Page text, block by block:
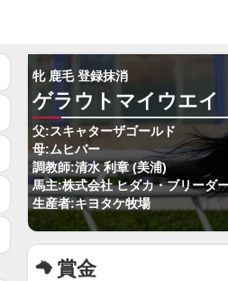
牝 鹿毛 登録抹消
ゲラウトマイウエイ
父:スキャターザゴールド
母:ムヒバー
調教師:清水 利章 (美浦)
馬主:株式会社 ヒダカ・ブリーダ
生産者:キヨタケ牧場
賞金